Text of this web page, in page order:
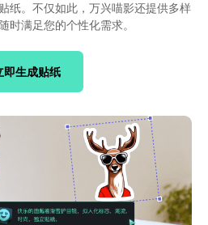
纸。不仅如此，万兴喵影还提供多样
时满足您的个性化需求。
即生成贴纸